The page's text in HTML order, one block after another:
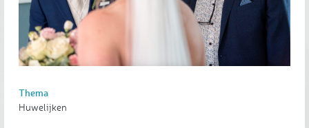
Thema
Huwelijken